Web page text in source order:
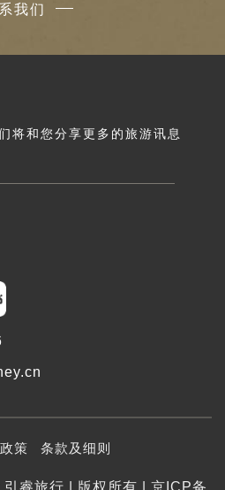
我们
将和您分享更多的旅游讯息
策 条款及细则